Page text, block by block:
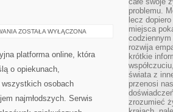
PRZYGOTOWANIE
ZOSTAŁA WYŁĄCZONA
platforma online, która
o opiekunach,
osobach
najmłodszych. Serwis
problemu.
lecz
miejsca
rozwija
krótkie
świata z
przenosi
zrozumieć